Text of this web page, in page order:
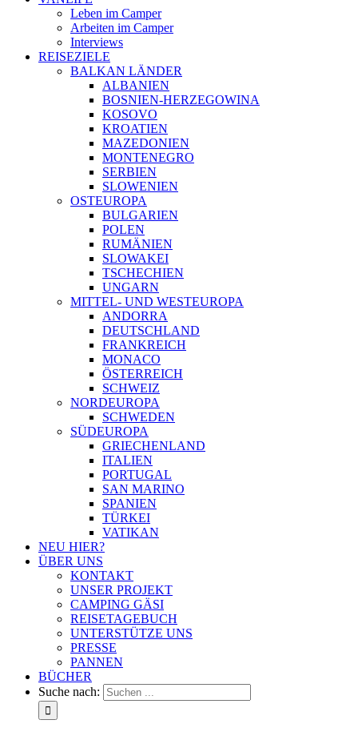
Leben im Camper
Arbeiten im Camper
Interviews
REISEZIELE
BALKAN LÄNDER
ALBANIEN
BOSNIEN-HERZEGOWINA
KOSOVO
KROATIEN
MAZEDONIEN
MONTENEGRO
SERBIEN
SLOWENIEN
OSTEUROPA
BULGARIEN
POLEN
RUMÄNIEN
SLOWAKEI
TSCHECHIEN
UNGARN
MITTEL- UND WESTEUROPA
ANDORRA
DEUTSCHLAND
FRANKREICH
MONACO
ÖSTERREICH
SCHWEIZ
NORDEUROPA
SCHWEDEN
SÜDEUROPA
GRIECHENLAND
ITALIEN
PORTUGAL
SAN MARINO
SPANIEN
TÜRKEI
VATIKAN
NEU HIER?
ÜBER UNS
KONTAKT
UNSER PROJEKT
CAMPING GÄSI
REISETAGEBUCH
UNTERSTÜTZE UNS
PRESSE
PANNEN
BÜCHER
Suche nach: